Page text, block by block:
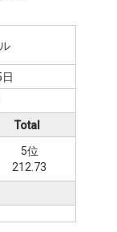
Total
5位
212.73